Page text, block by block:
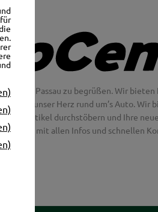
in Passau zu begrüßen. Wir
schlägt unser Herz rund um’s Auto.
Artikel durchstöbern und Ihre
Fotos mit allen Infos und schnellen